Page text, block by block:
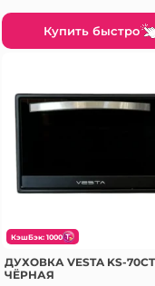
Купить быстро
КэшБэк: 1000
ДУХОВКА VESTA KS-
ЧЁРНАЯ